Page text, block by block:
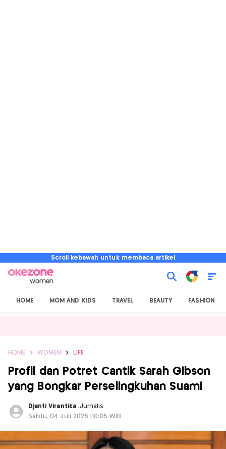
Scroll kebawah untuk membaca artikel
HOME MOM AND KIDS TRAVEL BEAUTY FASHION
HOME WOMEN LIFE
Profil dan Potret Cantik Sarah Gibson
yang Bongkar Perselingkuhan Suami
Djanti Virantika ,Jurnalis
Sabtu, 04 Juli 2026 |10:05 WIB